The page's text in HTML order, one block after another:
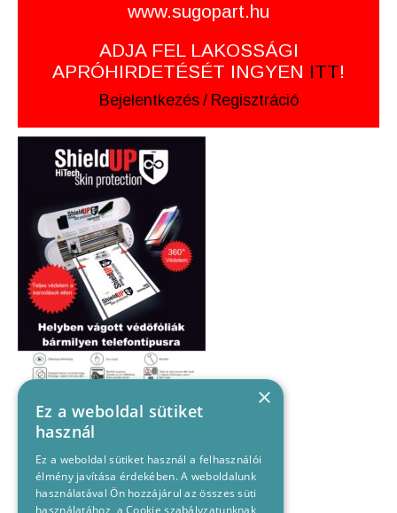
www.sugopart.hu
ADJA FEL LAKOSSÁGI
APRÓHIRDETÉSÉT INGYEN ITT!
Bejelentkezés / Regisztráció
×
Ez a weboldal sütiket
használ
Ez a weboldal sütiket használ a felhasználói
élmény javítása érdekében. A weboldalunk
használatával Ön hozzájárul az összes süti
használatához, a Cookie szabályzatunknak